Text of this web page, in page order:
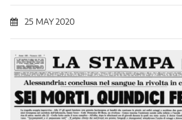
25 MAY 2020